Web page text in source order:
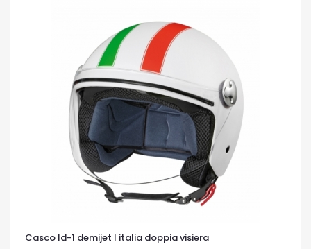
Casco ld-1 demijet l italia doppia visiera